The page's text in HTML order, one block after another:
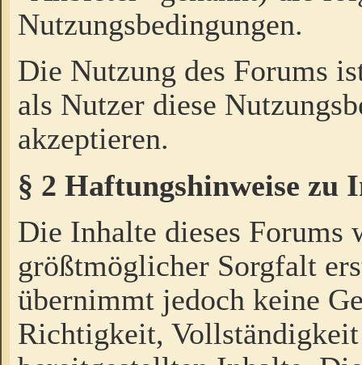
Nutzungsbedingungen.
Die Nutzung des Forums
als Nutzer diese
akzeptieren.
§ 2 Haftungshinweise zu
Die Inhalte dieses Forums
größtmöglicher Sorgfalt
übernimmt jedoch keine
Richtigkeit,